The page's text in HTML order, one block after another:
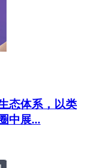
态体系，以类
中展...